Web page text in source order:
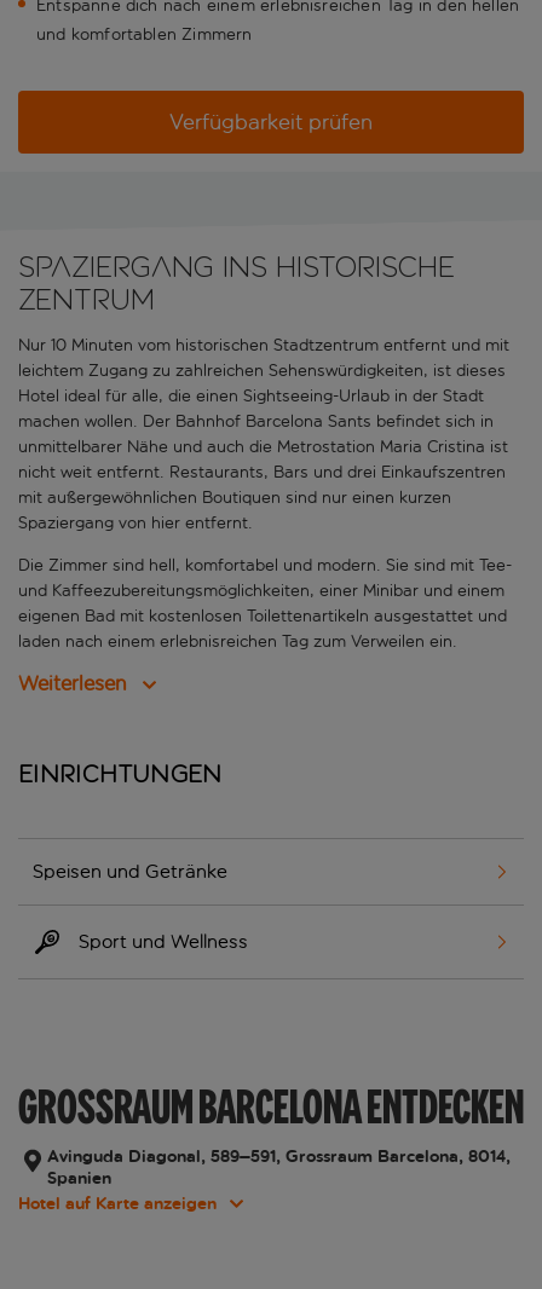
Entspanne dich nach einem erlebnisreichen Tag in den hellen
und komfortablen Zimmern
Verfügbarkeit prüfen
Spaziergang ins historische
Zentrum
Nur 10 Minuten vom historischen Stadtzentrum entfernt und mit
leichtem Zugang zu zahlreichen Sehenswürdigkeiten, ist dieses
Hotel ideal für alle, die einen Sightseeing-Urlaub in der Stadt
machen wollen. Der Bahnhof Barcelona Sants befindet sich in
unmittelbarer Nähe und auch die Metrostation Maria Cristina ist
nicht weit entfernt. Restaurants, Bars und drei Einkaufszentren
mit außergewöhnlichen Boutiquen sind nur einen kurzen
Spaziergang von hier entfernt.
Die Zimmer sind hell, komfortabel und modern. Sie sind mit Tee-
und Kaffeezubereitungsmöglichkeiten, einer Minibar und einem
eigenen Bad mit kostenlosen Toilettenartikeln ausgestattet und
laden nach einem erlebnisreichen Tag zum Verweilen ein.
Weiterlesen
Einrichtungen
Speisen und Getränke
Sport und Wellness
GROSSRAUM BARCELONA ENTDECKEN
Avinguda Diagonal, 589–591, Grossraum Barcelona, 8014,
Spanien
Hotel auf Karte anzeigen